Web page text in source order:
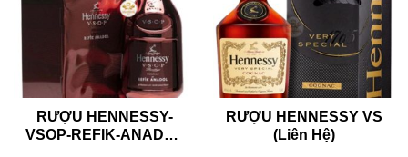
RƯỢU HENNESSY-
VSOP-REFIK-ANADOL
RƯỢU HENNESSY VS
(Liên Hệ)